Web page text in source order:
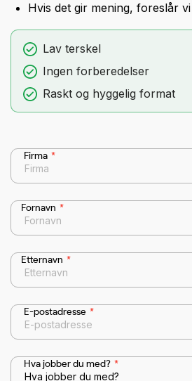
Hvis det gir mening, foreslår
Lav terskel
Ingen forberedelser
Raskt og hyggelig format
Firma *
Fornavn *
Etternavn *
E-postadresse *
Hva jobber du med? *